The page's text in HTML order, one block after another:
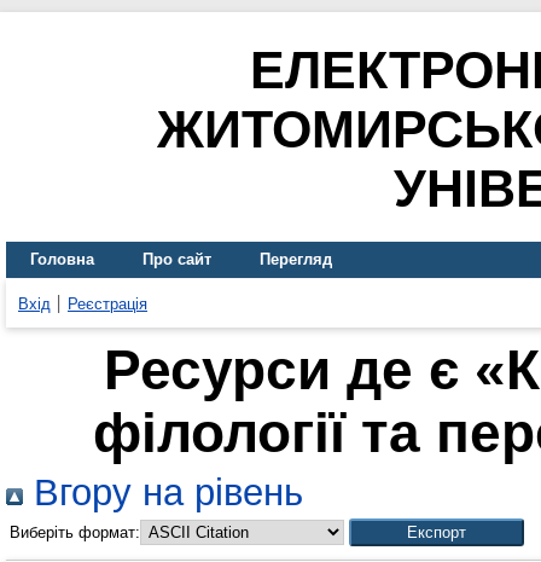
Головна Про сайт Перегляд
Вхід Реєстрація
Ресурси де є
філології та
Вгору на рівень
Виберіть формат: